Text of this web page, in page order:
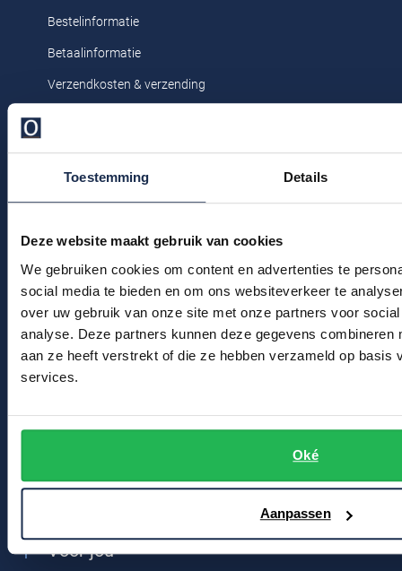
Toestemming Details
Deze website maakt gebruik van cookies
We gebruiken cookies om content en advertenties te
social media te bieden en om ons websiteverkeer te
over uw gebruik van onze site met onze partners voor
analyse. Deze partners kunnen deze gegevens combineren
aan ze heeft verstrekt of die ze hebben verzameld op basis
services.
Oké
Aanpassen
Profuomo
R2
Seidensticker
Tommy Hilfiger
Vanguard
Replay
Reset
Slater
State of Art
Superdry
Tenson
Thomas Maine
Tommy Hilfiger
UBR
William Lockie
Bestelinformatie
Betaalinformatie
Verzendkosten & verzending
Veelgestelde vragen
Klantenservice
Actievoorwaarden
Winkel
Winkel & Openingstijden
2311 CX Leiden
Voor jou